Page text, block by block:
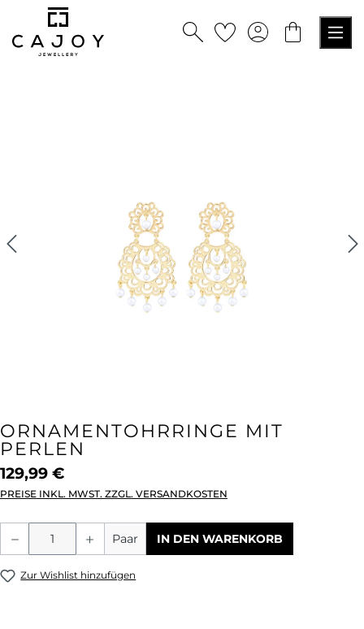
springen
ORNAMENTOHRRINGE MIT
PERLEN
129,99 €
PREISE INKL. MWST. ZZGL. VERSANDKOSTEN
Produkt Anzahl: Gib den gewünschten
Paar IN DEN WARENKORB
Zur Wishlist hinzufügen